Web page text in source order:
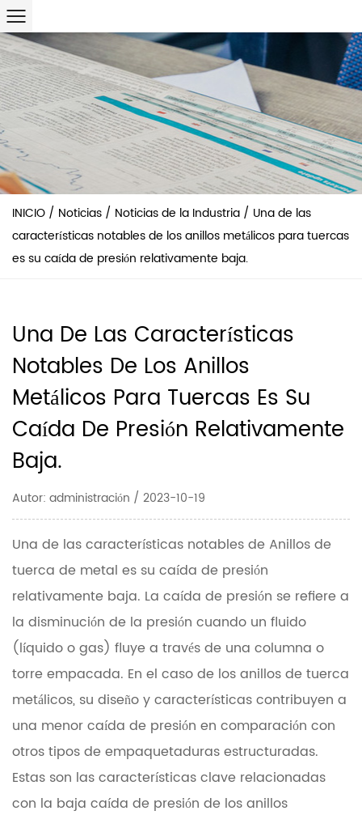
INICIO / Noticias / Noticias de la Industria / Una de las
características notables de los anillos metálicos para tuercas
es su caída de presión relativamente baja.
Una De Las Características
Notables De Los Anillos
Metálicos Para Tuercas Es Su
Caída De Presión Relativamente
Baja.
Autor: administración / 2023-10-19
Una de las características notables de Anillos de
tuerca de metal es su caída de presión
relativamente baja. La caída de presión se refiere a
la disminución de la presión cuando un fluido
(líquido o gas) fluye a través de una columna o
torre empacada. En el caso de los anillos de tuerca
metálicos, su diseño y características contribuyen a
una menor caída de presión en comparación con
otros tipos de empaquetaduras estructuradas.
Estas son las características clave relacionadas
con la baja caída de presión de los anillos